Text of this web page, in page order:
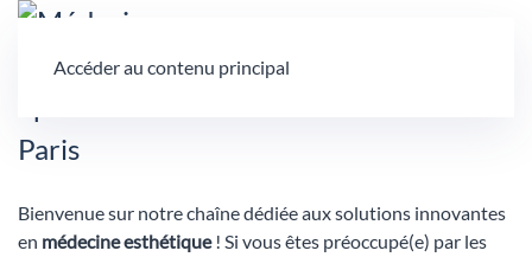
Accéder au contenu principal
Bienvenue sur notre chaîne dédiée aux solutions innovantes
en médecine esthétique! Si vous êtes préoccupé(e) par les